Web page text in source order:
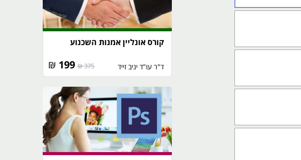
קורס אונליין אמנות השכנוע
ד"ר עו"ד יניב זייד 375 ₪
₪